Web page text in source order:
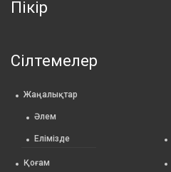
Пікір
Сілтемелер
Жаңалықтар
Әлем
Елімізде
Қоғам